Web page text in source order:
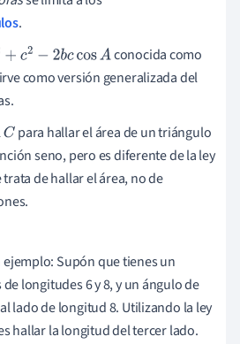
.
2−2bc cosA
conocida como
como versión generalizada del
para hallar el área de un triángulo
seno, pero es diferente de la ley
de hallar el área, no de
Supón que tienes un
longitudes 6 y 8, y un ángulo de
lado de longitud 8. Utilizando la ley
hallar la longitud del tercer lado.